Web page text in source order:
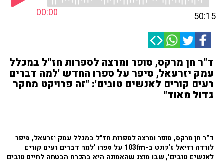
00:00 50:15
ד"ר חן מרקס, סופר ומרצה לספרות חז"ל במכלל
עמק יזרעאל, סיפר על ספרו החדש 'למה דברים
רעים קורים לאנשים טובים': "זה פרויקט מחקר
גדול מאוד"
ד"ר חן מרקס, סופר ומרצה לספרות חז"ל במכלל עמק יזרעאל, סיפר
לורדה רזיאל ז'קונט ב-103fm על ספרו 'למה דברים רעים קורים
לאנשים טובים', שבו מוצג שהאמונה היא בהכרח הבטחה לחיים טובים